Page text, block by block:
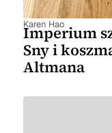
Karen Hao
Imperium
Sny i
Altmana